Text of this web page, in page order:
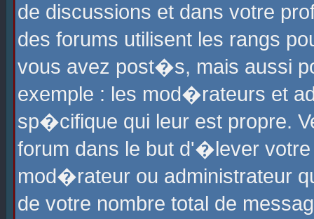
de discussions et dans votre
des forums utilisent les rangs
vous avez post�s, mais aussi
exemple : les mod�rateurs et
sp�cifique qui leur est propre.
forum dans le but d'�lever
mod�rateur ou administrateur
de votre nombre total de